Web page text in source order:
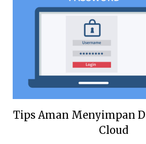
Tips Aman Menyimpan
Cloud